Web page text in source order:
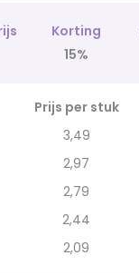
Korting
15%
Prijs per stuk
3,49
2,97
2,79
2,44
2,09